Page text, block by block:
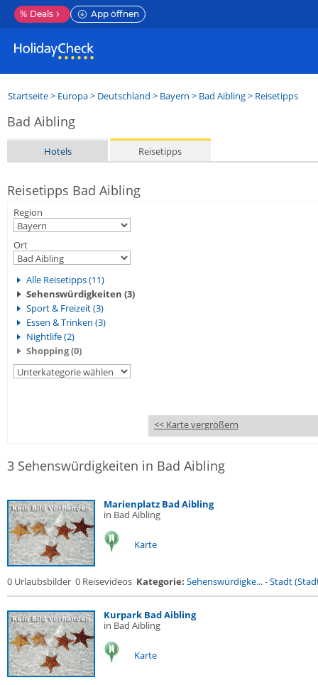
% Deals App öffnen
Startseite> Europa> Deutschland > Bayern > Bad Aibling> Reisetipps
Bad Aibling
Hotels Reisetipps
Reisetipps Bad Aibling
Region
Ort
Alle Reisetipps (11)
Sehenswürdigkeiten (3)
Sport & Freizeit (3)
Essen & Trinken (3)
Nightlife (2)
Shopping (0)
<< Karte vergrößern
3 Sehenswürdigkeiten in Bad Aibling
Marienplatz Bad Aibling
in Bad Aibling
Karte
0 Urlaubsbilder 0 Reisevideos Kategorie: Sehenswürdigke...-Stadt
Kurpark Bad Aibling
in Bad Aibling
Karte